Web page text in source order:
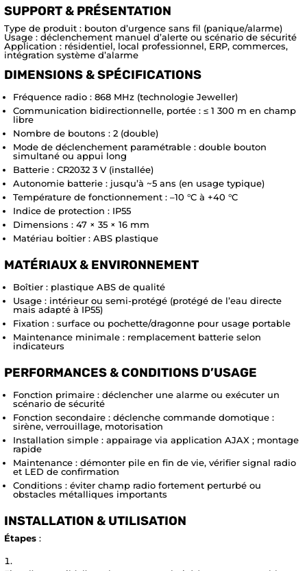
SUPPORT & PRÉSENTATION
Type de produit : bouton d’urgence sans fil (panique/alarme)
Usage : déclenchement manuel d’alerte ou scénario de sécurité
Application : résidentiel, local professionnel, ERP, commerces,
intégration système d’alarme
DIMENSIONS & SPÉCIFICATIONS
Fréquence radio : 868 MHz (technologie Jeweller)
Communication bidirectionnelle, portée : ≤ 1 300 m en champ
libre
Nombre de boutons : 2 (double)
Mode de déclenchement paramétrable : double bouton
simultané ou appui long
Batterie : CR2032 3 V (installée)
Autonomie batterie : jusqu’à ~5 ans (en usage typique)
Température de fonctionnement : –10 °C à +40 °C
Indice de protection : IP55
Dimensions : 47 × 35 × 16 mm
Matériau boîtier : ABS plastique
MATÉRIAUX & ENVIRONNEMENT
Boîtier : plastique ABS de qualité
Usage : intérieur ou semi-protégé (protégé de l’eau directe
mais adapté à IP55)
Fixation : surface ou pochette/dragonne pour usage portable
Maintenance minimale : remplacement batterie selon
indicateurs
PERFORMANCES & CONDITIONS D’USAGE
Fonction primaire : déclencher une alarme ou exécuter un
scénario de sécurité
Fonction secondaire : déclenche commande domotique :
sirène, verrouillage, motorisation
Installation simple : appairage via application AJAX ; montage
rapide
Maintenance : démonter pile en fin de vie, vérifier signal radio
et LED de confirmation
Conditions : éviter champ radio fortement perturbé ou
obstacles métalliques importants
INSTALLATION & UTILISATION
Étapes :